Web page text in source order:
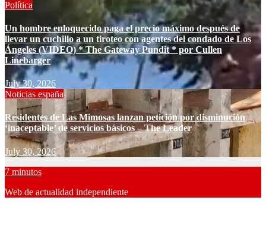
Política
Un hombre enloquecido paga el precio máximo después de
llevar un cuchillo a un tiroteo con agentes del condado de Los
Ángeles (VIDEO) * The Gateway Pundit * por Cullen
Linebarger
July 30, 2026
Noticias españa
Residentes de Las Mimosas lanzan petición por disminución
‘inaceptable’ de servicios básicos – The Leader
July 30, 2026
7 minutos
Web de actualidad independiente